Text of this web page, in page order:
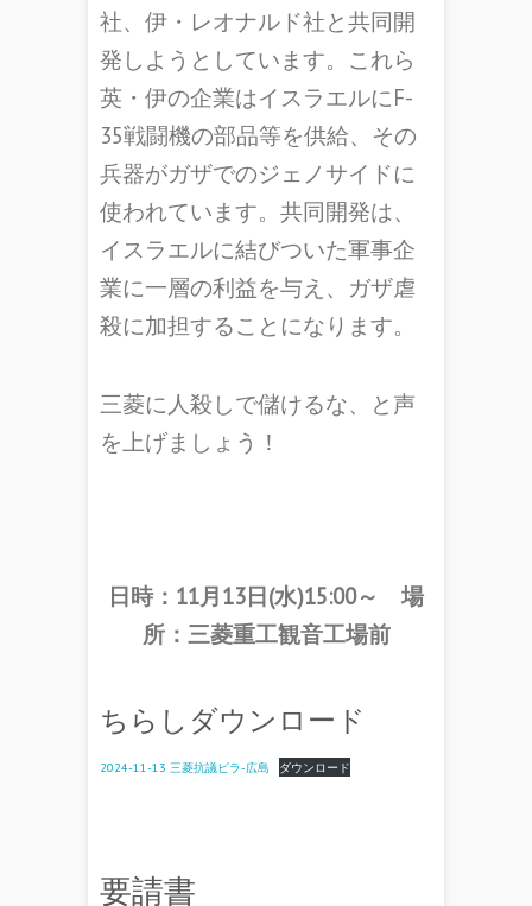
社、伊・レオナルド社と共同開
発しようとしています。これら
英・伊の企業はイスラエルにF-
35戦闘機の部品等を供給、その
兵器がガザでのジェノサイドに
使われています。共同開発は、
イスラエルに結びついた軍事企
業に一層の利益を与え、ガザ虐
殺に加担することになります。
三菱に人殺しで儲けるな、と声
を上げましょう！
日時：11月13日(水)15:00～
場
所：三菱重工観音工場前
ちらしダウンロード
2024-11-13 三菱抗議ビラ-広島 ダウンロード
要請書